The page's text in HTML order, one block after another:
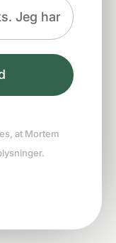
at Mortem